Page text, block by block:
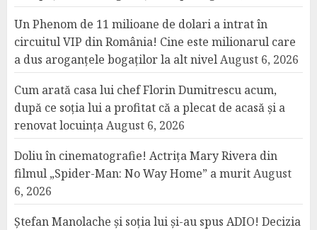
Un Phenom de 11 milioane de dolari a intrat în
circuitul VIP din România! Cine este milionarul care
a dus aroganțele bogaților la alt nivelAugust 6, 2026
Cum arată casa lui chef Florin Dumitrescu acum,
după ce soția lui a profitat că a plecat de acasă și a
renovat locuințaAugust 6, 2026
Doliu în cinematografie! Actrița Mary Rivera din
filmul „Spider-Man: No Way Home” a muritAugust
6, 2026
Ștefan Manolache și soția lui și-au spus ADIO! Decizia